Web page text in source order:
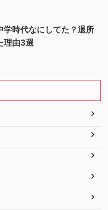
学時代なにしてた？退所
理由3選